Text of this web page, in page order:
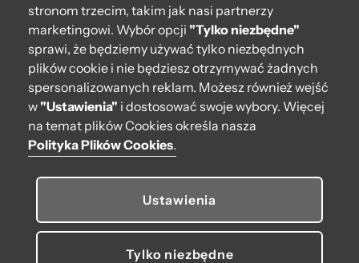
Kontakt
222 571 414
bok@obagstore.pl
WhatsApp O bag Polska
Pon.-pt. w godz 08:00 - 16:00
Obserwuj nas
© 2026 O bag. Wszelkie prawa zastrzeżone.
stronom trzecim, takim jak nasi partnerzy
marketingowi. Wybór opcji "Tylko niezbędne"
sprawi, że będziemy używać tylko niezbędnych
plików cookie i nie będziesz otrzymywać żadnych
spersonalizowanych reklam. Możesz również wejść
w"Ustawienia" i dostosować swoje wybory. Więcej
na temat plików Cookies określa nasza
Polityka Plików Cookies.
Ustawienia
Tylko niezbędne